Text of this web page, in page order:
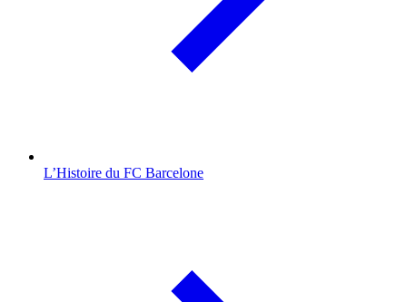
L’Histoire du FC Barcelone